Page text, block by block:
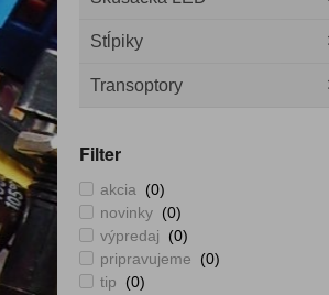
Stĺpiky
Transoptory
Filter
akcia
(0)
novinky (0)
výpredaj
(0)
pripravujeme
(0)
tip
(0)